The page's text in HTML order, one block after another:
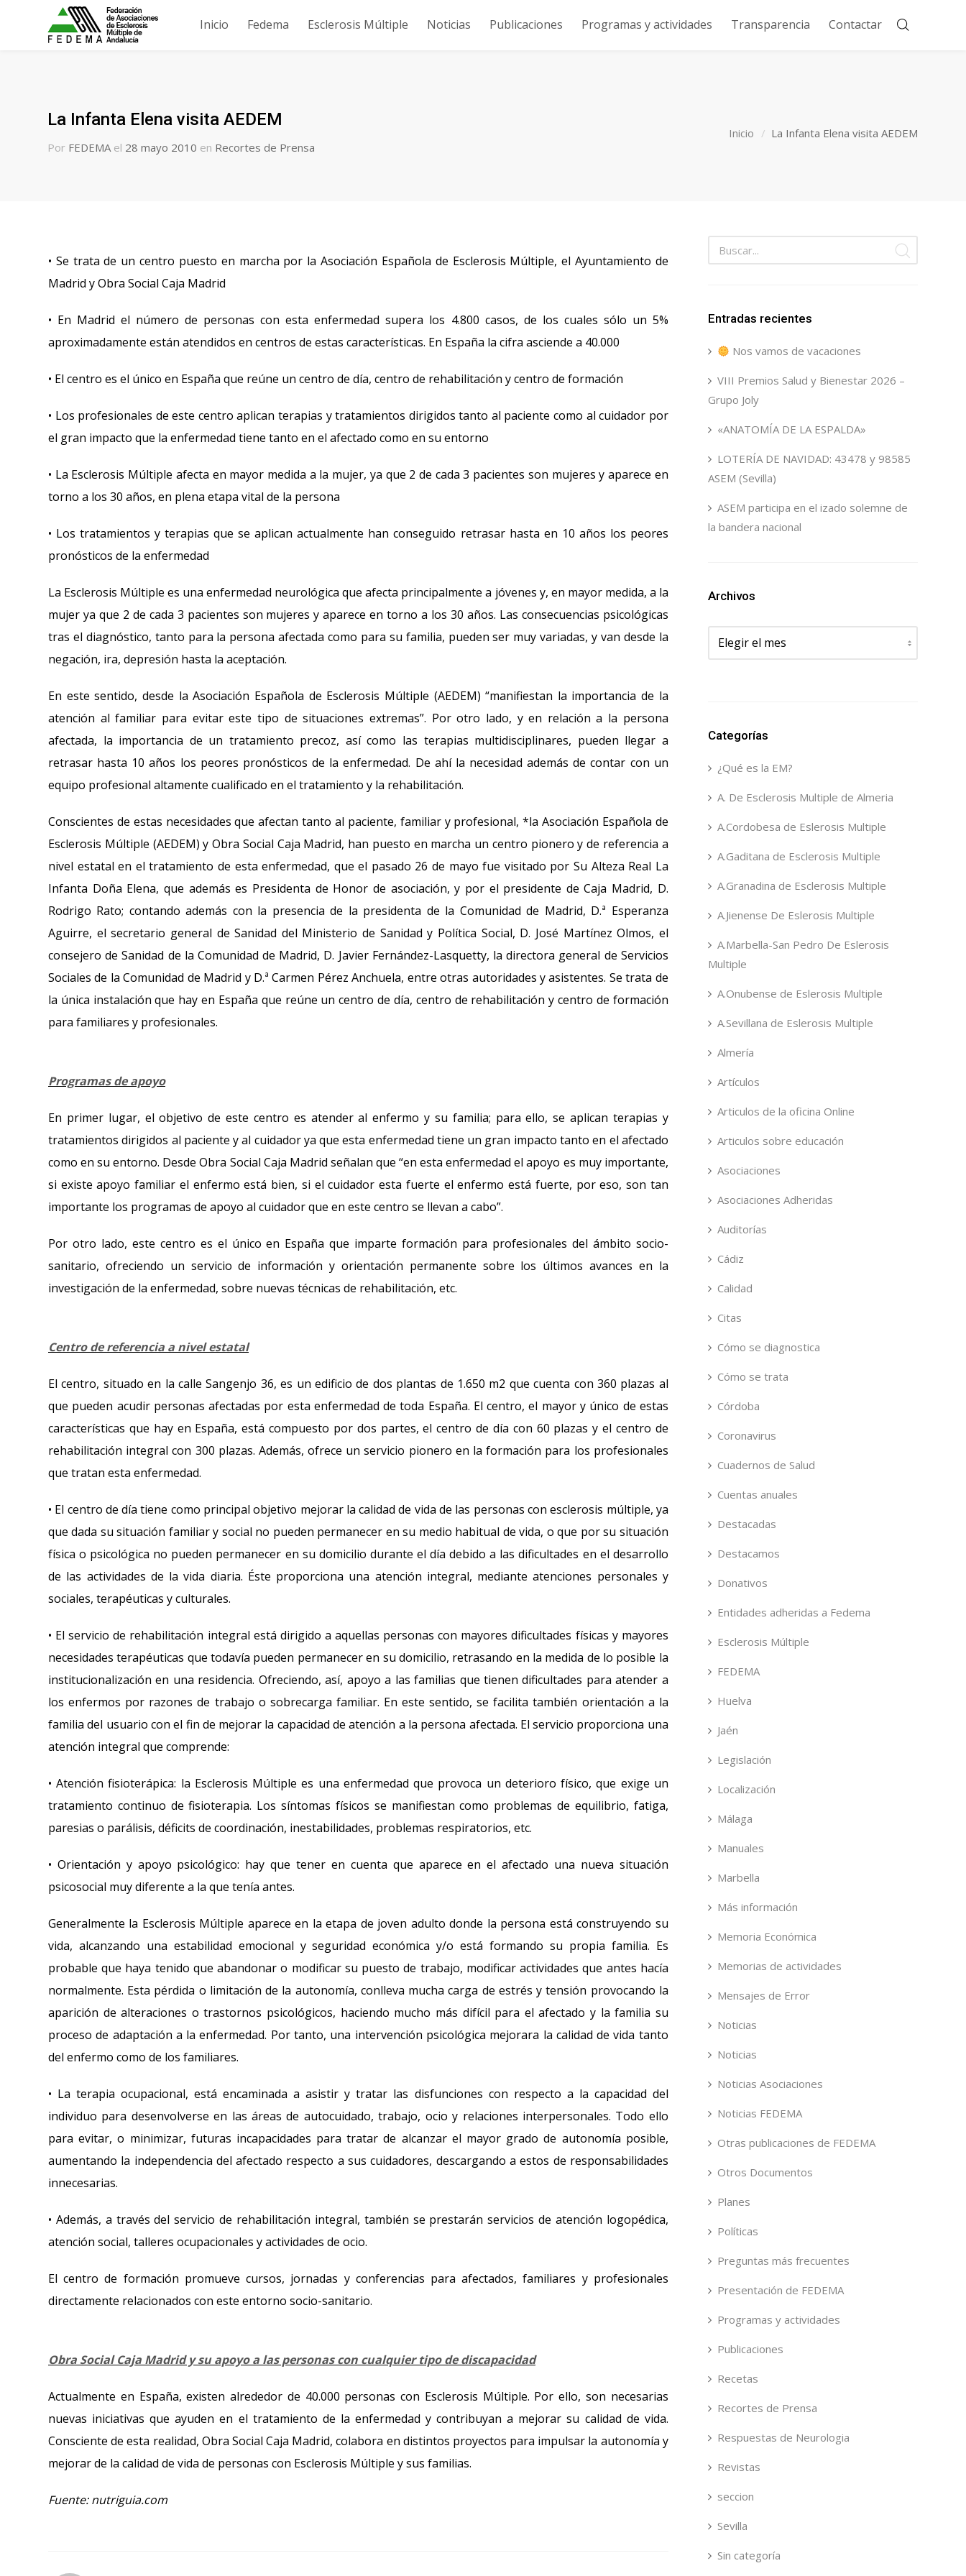
Inicio Fedema Esclerosis Múltiple Noticias Publicaciones Programas y actividades Transparencia Contactar
La Infanta Elena visita AEDEM
Por FEDEMA el 28 mayo 2010 en Recortes de Prensa
Inicio La Infanta Elena visita AEDEM
• Se trata de un centro puesto en marcha por la Asociación Española de Esclerosis Múltiple, el Ayuntamiento de
Madrid y Obra Social Caja Madrid
• En Madrid el número de personas con esta enfermedad supera los 4.800 casos, de los cuales sólo un 5%
aproximadamente están atendidos en centros de estas características. En España la cifra asciende a 40.000
• El centro es el único en España que reúne un centro de día, centro de rehabilitación y centro de formación
• Los profesionales de este centro aplican terapias y tratamientos dirigidos tanto al paciente como al cuidador por
el gran impacto que la enfermedad tiene tanto en el afectado como en su entorno
• La Esclerosis Múltiple afecta en mayor medida a la mujer, ya que 2 de cada 3 pacientes son mujeres y aparece en
torno a los 30 años, en plena etapa vital de la persona
• Los tratamientos y terapias que se aplican actualmente han conseguido retrasar hasta en 10 años los peores
pronósticos de la enfermedad
La Esclerosis Múltiple es una enfermedad neurológica que afecta principalmente a jóvenes y, en mayor medida, a la
mujer ya que 2 de cada 3 pacientes son mujeres y aparece en torno a los 30 años. Las consecuencias psicológicas
tras el diagnóstico, tanto para la persona afectada como para su familia, pueden ser muy variadas, y van desde la
negación, ira, depresión hasta la aceptación.
En este sentido, desde la Asociación Española de Esclerosis Múltiple (AEDEM) “manifiestan la importancia de la
atención al familiar para evitar este tipo de situaciones extremas”. Por otro lado, y en relación a la persona
afectada, la importancia de un tratamiento precoz, así como las terapias multidisciplinares, pueden llegar a
retrasar hasta 10 años los peores pronósticos de la enfermedad. De ahí la necesidad además de contar con un
equipo profesional altamente cualificado en el tratamiento y la rehabilitación.
Conscientes de estas necesidades que afectan tanto al paciente, familiar y profesional, *la Asociación Española de
Esclerosis Múltiple (AEDEM) y Obra Social Caja Madrid, han puesto en marcha un centro pionero y de referencia a
nivel estatal en el tratamiento de esta enfermedad, que el pasado 26 de mayo fue visitado por Su Alteza Real La
Infanta Doña Elena, que además es Presidenta de Honor de asociación, y por el presidente de Caja Madrid, D.
Rodrigo Rato; contando además con la presencia de la presidenta de la Comunidad de Madrid, D.ª Esperanza
Aguirre, el secretario general de Sanidad del Ministerio de Sanidad y Política Social, D. José Martínez Olmos, el
consejero de Sanidad de la Comunidad de Madrid, D. Javier Fernández-Lasquetty, la directora general de Servicios
Sociales de la Comunidad de Madrid y D.ª Carmen Pérez Anchuela, entre otras autoridades y asistentes. Se trata de
la única instalación que hay en España que reúne un centro de día, centro de rehabilitación y centro de formación
para familiares y profesionales.
Programas de apoyo
En primer lugar, el objetivo de este centro es atender al enfermo y su familia; para ello, se aplican terapias y
tratamientos dirigidos al paciente y al cuidador ya que esta enfermedad tiene un gran impacto tanto en el afectado
como en su entorno. Desde Obra Social Caja Madrid señalan que “en esta enfermedad el apoyo es muy importante,
si existe apoyo familiar el enfermo está bien, si el cuidador esta fuerte el enfermo está fuerte, por eso, son tan
importante los programas de apoyo al cuidador que en este centro se llevan a cabo”.
Por otro lado, este centro es el único en España que imparte formación para profesionales del ámbito socio-
sanitario, ofreciendo un servicio de información y orientación permanente sobre los últimos avances en la
investigación de la enfermedad, sobre nuevas técnicas de rehabilitación, etc.
Centro de referencia a nivel estatal
El centro, situado en la calle Sangenjo 36, es un edificio de dos plantas de 1.650 m2 que cuenta con 360 plazas al
que pueden acudir personas afectadas por esta enfermedad de toda España. El centro, el mayor y único de estas
características que hay en España, está compuesto por dos partes, el centro de día con 60 plazas y el centro de
rehabilitación integral con 300 plazas. Además, ofrece un servicio pionero en la formación para los profesionales
que tratan esta enfermedad.
• El centro de día tiene como principal objetivo mejorar la calidad de vida de las personas con esclerosis múltiple, ya
que dada su situación familiar y social no pueden permanecer en su medio habitual de vida, o que por su situación
física o psicológica no pueden permanecer en su domicilio durante el día debido a las dificultades en el desarrollo
de las actividades de la vida diaria. Éste proporciona una atención integral, mediante atenciones personales y
sociales, terapéuticas y culturales.
• El servicio de rehabilitación integral está dirigido a aquellas personas con mayores dificultades físicas y mayores
necesidades terapéuticas que todavía pueden permanecer en su domicilio, retrasando en la medida de lo posible la
institucionalización en una residencia. Ofreciendo, así, apoyo a las familias que tienen dificultades para atender a
los enfermos por razones de trabajo o sobrecarga familiar. En este sentido, se facilita también orientación a la
familia del usuario con el fin de mejorar la capacidad de atención a la persona afectada. El servicio proporciona una
atención integral que comprende:
• Atención fisioterápica: la Esclerosis Múltiple es una enfermedad que provoca un deterioro físico, que exige un
tratamiento continuo de fisioterapia. Los síntomas físicos se manifiestan como problemas de equilibrio, fatiga,
paresias o parálisis, déficits de coordinación, inestabilidades, problemas respiratorios, etc.
• Orientación y apoyo psicológico: hay que tener en cuenta que aparece en el afectado una nueva situación
psicosocial muy diferente a la que tenía antes.
Generalmente la Esclerosis Múltiple aparece en la etapa de joven adulto donde la persona está construyendo su
vida, alcanzando una estabilidad emocional y seguridad económica y/o está formando su propia familia. Es
probable que haya tenido que abandonar o modificar su puesto de trabajo, modificar actividades que antes hacía
normalmente. Esta pérdida o limitación de la autonomía, conlleva mucha carga de estrés y tensión provocando la
aparición de alteraciones o trastornos psicológicos, haciendo mucho más difícil para el afectado y la familia su
proceso de adaptación a la enfermedad. Por tanto, una intervención psicológica mejorara la calidad de vida tanto
del enfermo como de los familiares.
• La terapia ocupacional, está encaminada a asistir y tratar las disfunciones con respecto a la capacidad del
individuo para desenvolverse en las áreas de autocuidado, trabajo, ocio y relaciones interpersonales. Todo ello
para evitar, o minimizar, futuras incapacidades para tratar de alcanzar el mayor grado de autonomía posible,
aumentando la independencia del afectado respecto a sus cuidadores, descargando a estos de responsabilidades
innecesarias.
• Además, a través del servicio de rehabilitación integral, también se prestarán servicios de atención logopédica,
atención social, talleres ocupacionales y actividades de ocio.
El centro de formación promueve cursos, jornadas y conferencias para afectados, familiares y profesionales
directamente relacionados con este entorno socio-sanitario.
Obra Social Caja Madrid y su apoyo a las personas con cualquier tipo de discapacidad
Actualmente en España, existen alrededor de 40.000 personas con Esclerosis Múltiple. Por ello, son necesarias
nuevas iniciativas que ayuden en el tratamiento de la enfermedad y contribuyan a mejorar su calidad de vida.
Consciente de esta realidad, Obra Social Caja Madrid, colabora en distintos proyectos para impulsar la autonomía y
mejorar de la calidad de vida de personas con Esclerosis Múltiple y sus familias.
Fuente: nutriguia.com
Entradas recientes
Nos vamos de vacaciones
VIII Premios Salud y Bienestar 2026 –
Grupo Joly
«ANATOMÍA DE LA ESPALDA»
LOTERÍA DE NAVIDAD: 43478 y 98585
ASEM (Sevilla)
ASEM participa en el izado solemne de
la bandera nacional
Archivos
Archivos
Categorías
¿Qué es la EM?
A. De Esclerosis Multiple de Almeria
A.Cordobesa de Eslerosis Multiple
A.Gaditana de Esclerosis Multiple
A.Granadina de Esclerosis Multiple
A.Jienense De Eslerosis Multiple
A.Marbella-San Pedro De Eslerosis
Multiple
A.Onubense de Eslerosis Multiple
A.Sevillana de Eslerosis Multiple
Almería
Artículos
Articulos de la oficina Online
Articulos sobre educación
Asociaciones
Asociaciones Adheridas
Auditorías
Cádiz
Calidad
Citas
Cómo se diagnostica
Cómo se trata
Córdoba
Coronavirus
Cuadernos de Salud
Cuentas anuales
Destacadas
Destacamos
Donativos
Entidades adheridas a Fedema
Esclerosis Múltiple
FEDEMA
Huelva
Jaén
Legislación
Localización
Málaga
Manuales
Marbella
Más información
Memoria Económica
Memorias de actividades
Mensajes de Error
Noticias
Noticias
Noticias Asociaciones
Noticias FEDEMA
Otras publicaciones de FEDEMA
Otros Documentos
Planes
Políticas
Preguntas más frecuentes
Presentación de FEDEMA
Programas y actividades
Publicaciones
Recetas
Recortes de Prensa
Respuestas de Neurologia
Revistas
seccion
Sevilla
Sin categoría